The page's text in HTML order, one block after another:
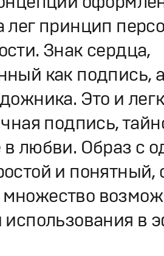
лег принцип
Знак сердца,
как подпись,
Это и
подпись,
любви. Образ с
и понятный,
использования в